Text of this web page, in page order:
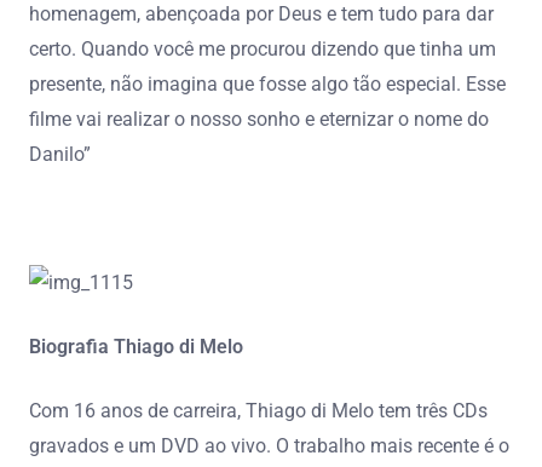
homenagem, abençoada por Deus e tem tudo para dar
certo. Quando você me procurou dizendo que tinha um
presente, não imagina que fosse algo tão especial. Esse
filme vai realizar o nosso sonho e eternizar o nome do
Danilo”
Biografia Thiago di Melo
Com 16 anos de carreira, Thiago di Melo tem três CDs
gravados e um DVD ao vivo. O trabalho mais recente é o